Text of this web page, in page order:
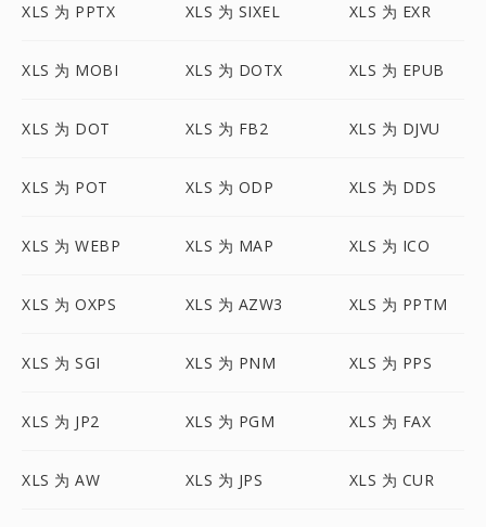
XLS 为 PPTX XLS 为 SIXEL XLS 为 EXR
XLS 为 MOBI XLS 为 DOTX XLS 为 EPUB
XLS 为 DOT XLS 为 FB2 XLS 为 DJVU
XLS 为 POT XLS 为 ODP XLS 为 DDS
XLS 为 WEBP XLS 为 MAP XLS 为 ICO
XLS 为 OXPS XLS 为 AZW3 XLS 为 PPTM
XLS 为 SGI XLS 为 PNM XLS 为 PPS
XLS 为 JP2 XLS 为 PGM XLS 为 FAX
XLS 为 AW XLS 为 JPS XLS 为 CUR